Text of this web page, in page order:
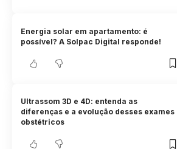
Energia solar em apartamento: é
possível? A Solpac Digital responde!
Ultrassom 3D e 4D: entenda as
diferenças e a evolução desses exames
obstétricos